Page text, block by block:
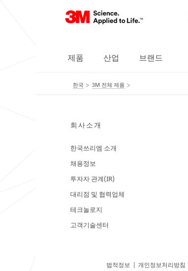
제품 산업 브랜드
한국 3M 전체 제품
회사소개
한국쓰리엠 소개
채용정보
투자자 관계(IR)
대리점 및 협력업체
테크놀로지
고객기술센터
법적정보 | 개인정보처리방침